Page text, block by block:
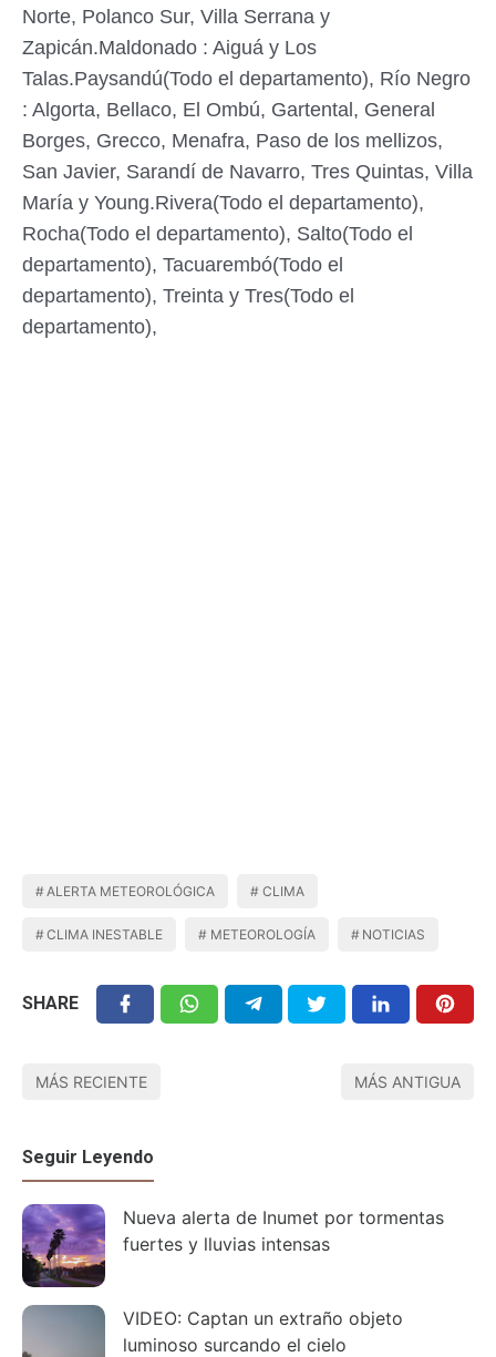
Norte, Polanco Sur, Villa Serrana y
Zapicán.Maldonado : Aiguá y Los
Talas.Paysandú(Todo el departamento), Río Negro
: Algorta, Bellaco, El Ombú, Gartental, General
Borges, Grecco, Menafra, Paso de los mellizos,
San Javier, Sarandí de Navarro, Tres Quintas, Villa
María y Young.Rivera(Todo el departamento),
Rocha(Todo el departamento), Salto(Todo el
departamento), Tacuarembó(Todo el
departamento), Treinta y Tres(Todo el
departamento),
ALERTA METEOROLÓGICA CLIMA
CLIMA INESTABLE METEOROLOGÍA NOTICIAS
SHARE
MÁS RECIENTE MÁS ANTIGUA
Seguir Leyendo
Nueva alerta de Inumet por tormentas
fuertes y lluvias intensas
VIDEO: Captan un extraño objeto
luminoso surcando el cielo